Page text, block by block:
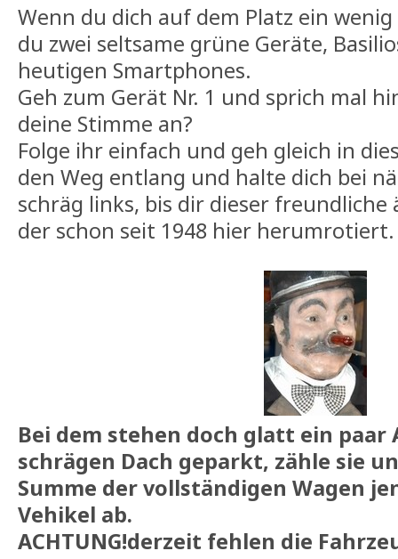
Wenn du dich auf dem Platz ein
du zwei seltsame grüne Geräte,
heutigen Smartphones.
Geh zum Gerät Nr. 1 und sprich mal
deine Stimme an?
Folge ihr einfach und geh gleich in
den Weg entlang und halte dich bei
schräg links, bis dir dieser
der schon seit 1948 hier herumrotiert.
Bei dem stehen doch glatt ein paar
schrägen Dach geparkt, zähle sie
Summe der vollständigen Wagen
Vehikel ab.
ACHTUNG!derzeit fehlen die